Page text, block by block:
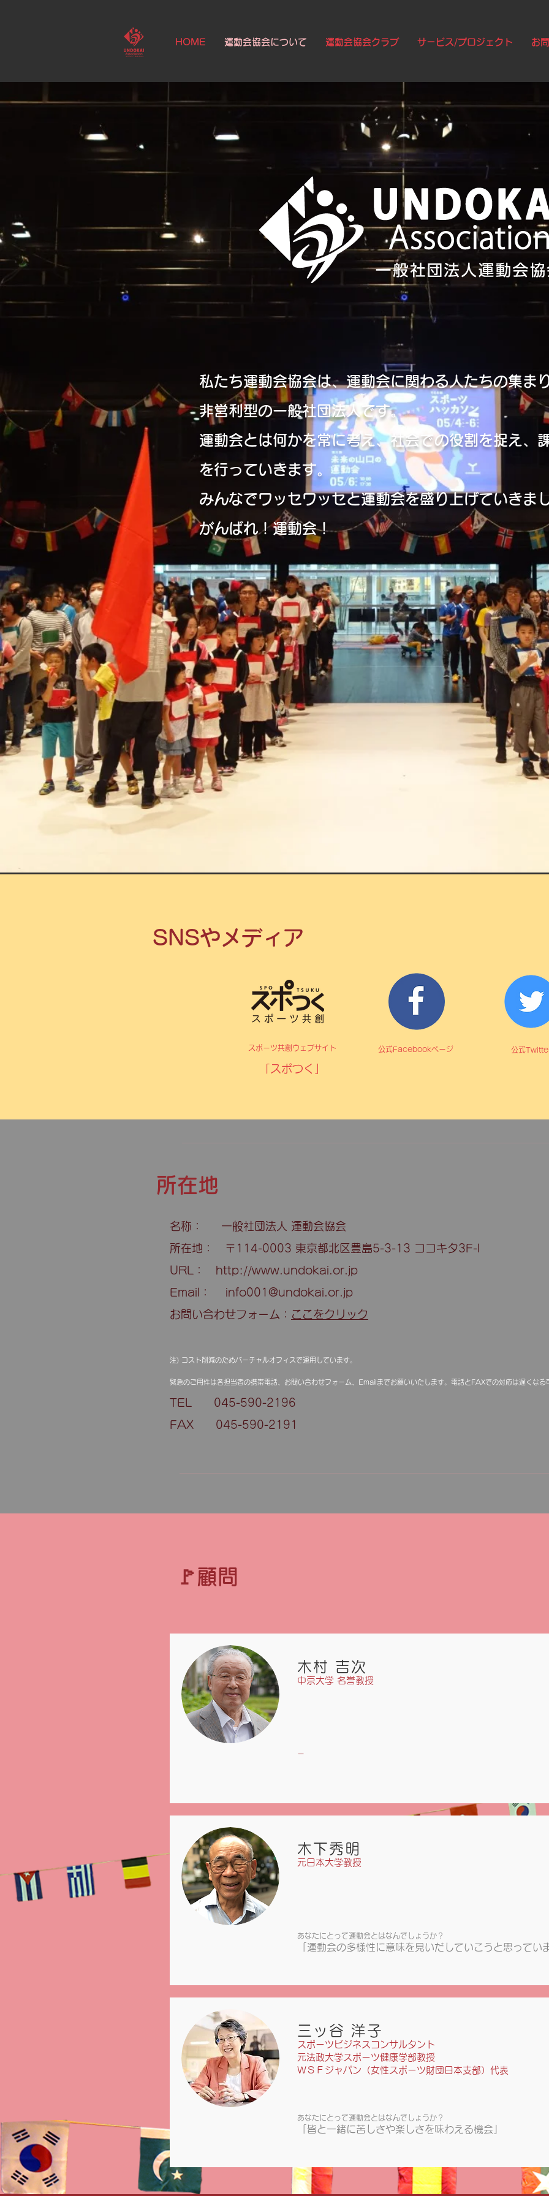
HOME 運動会協会について 運動会協会クラブ サービス/プロジェクト お
私たち運動会協会は、運動会に関わる人たちの集ま
非営利型の一般社団法人です。
運動会とは何かを常に考え、社会での役割を捉え、
を行っていきます。
みんなでワッセワッセと運動会を盛り上げていきま
がんばれ！運動会！
SNSやメディア
公式
​公式Facebookページ
スポーツ共創ウェブサイト
「スポつく」
所在地
名称： 一般社団法人 運動会協会
所在地：
〒114-0003 東京都北区豊島5-3-13 ココキタ3F-I
URL：
http://www.undokai.or.jp
Email： info001@undokai.or.jp
お問い合わせフォーム： ここをクリック
注) コスト削減のためバーチャルオフィスで運用しています。
緊急のご用件は各担当者の携帯電話、お問い合わせフォーム、Emailまでお願いいたします。電話とFAXでの対応は遅くなる
TEL 045-590-2196
FAX 045-590-2191
中京大学 名誉教授
木村 吉次
​ー
元日本大学教授
木下秀明
あなたにとって運動会とはなんでしょうか？
「運動会の多様性に意味を見いだしていこうと思ってい
スポーツビジネスコンサルタント
元法政大学スポーツ健康学部教授
ＷＳＦジャパン（女性スポーツ財団日本支部）代表
三ッ谷 洋子
あなたにとって運動会とはなんでしょうか？
「皆と一緒に苦しさや楽しさを味わえる機会」
🚩顧問